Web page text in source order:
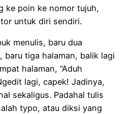
ke poin ke nomor tujuh,
untuk diri sendiri.
menulis, baru dua
baru tiga halaman, balik lagi
halaman, “Aduh
lagi, capek! Jadinya,
sekaligus. Padahal tulis
typo, atau diksi yang